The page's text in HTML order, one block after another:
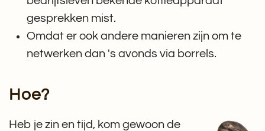
gesprekken mist.
Omdat er ook andere manieren zijn om te
netwerken dan 's avonds via borrels.
Hoe?
Heb je zin en tijd, kom gewoon de